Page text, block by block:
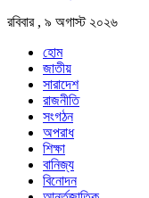
রবিবার , ৯ অগাস্ট ২০২৬
হোম
জাতীয়
সারাদেশ
রাজনীতি
সংগঠন
অপরাধ
শিক্ষা
বানিজ্য
বিনোদন